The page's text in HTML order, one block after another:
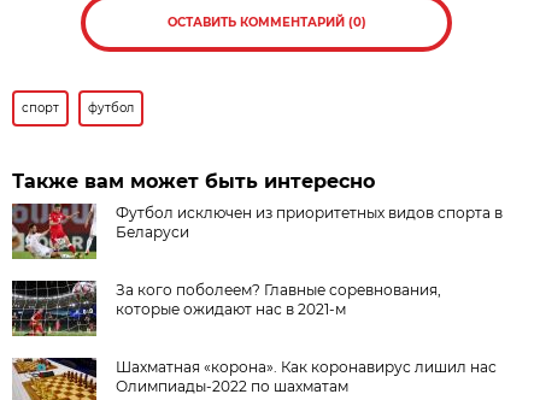
ОСТАВИТЬ КОММЕНТАРИЙ (0)
спорт футбол
Также вам может быть интересно
Футбол исключен из приоритетных видов спорта в
Беларуси
За кого поболеем? Главные соревнования,
которые ожидают нас в 2021-м
Шахматная «корона». Как коронавирус лишил нас
Олимпиады-2022 по шахматам